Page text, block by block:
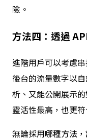
險。
方法四：透過
進階用戶可以考慮
後台的流量數字以
析、又能公開展示
靈活性最高，也更
無論採用哪種方法